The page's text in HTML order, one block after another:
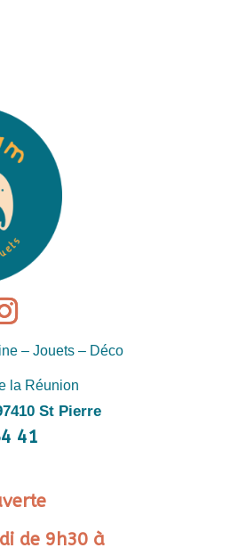
– Jouets – Déco
la Réunion
St Pierre
41
de 9h30 à